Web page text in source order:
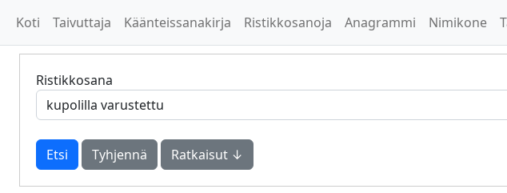
Koti Taivuttaja Käänteissanakirja Ristikkosanoja Anagrammi Nimikone
Ristikkosana
Tyhjennä Ratkaisut ↓